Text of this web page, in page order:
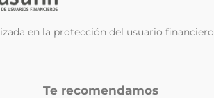
en la protección del usuario financiero
Te recomendamos